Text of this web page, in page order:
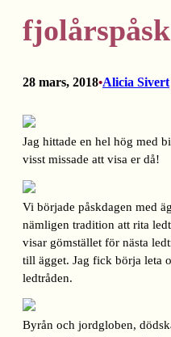
28 mars, 2018•Alicia Sivert
Jag hittade en hel hög med
visst missade att visa er då!
Vi började påskdagen med
nämligen tradition att rita
visar gömstället för nästa
till ägget. Jag fick börja leta
ledtråden.
Byrån och jordgloben,